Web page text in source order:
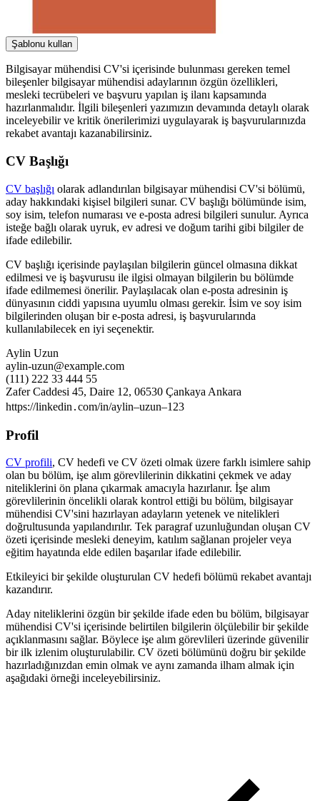
Şablonu kullan
Bilgisayar mühendisi CV'si içerisinde bulunması gereken temel
bileşenler bilgisayar mühendisi adaylarının özgün özellikleri,
mesleki tecrübeleri ve başvuru yapılan iş ilanı kapsamında
hazırlanmalıdır. İlgili bileşenleri yazımızın devamında detaylı olarak
inceleyebilir ve kritik önerilerimizi uygulayarak iş başvurularınızda
rekabet avantajı kazanabilirsiniz.
CV Başlığı
CV başlığı olarak adlandırılan bilgisayar mühendisi CV'si bölümü,
aday hakkındaki kişisel bilgileri sunar. CV başlığı bölümünde isim,
soy isim, telefon numarası ve e-posta adresi bilgileri sunulur. Ayrıca
isteğe bağlı olarak uyruk, ev adresi ve doğum tarihi gibi bilgiler de
ifade edilebilir.
CV başlığı içerisinde paylaşılan bilgilerin güncel olmasına dikkat
edilmesi ve iş başvurusu ile ilgisi olmayan bilgilerin bu bölümde
ifade edilmemesi önerilir. Paylaşılacak olan e-posta adresinin iş
dünyasının ciddi yapısına uyumlu olması gerekir. İsim ve soy isim
bilgilerinden oluşan bir e-posta adresi, iş başvurularında
kullanılabilecek en iyi seçenektir.
Aylin Uzun
aylin-uzun@example.com
(111) 222 33 444 55
Zafer Caddesi 45, Daire 12, 06530 Çankaya Ankara
https://linkedin․com/in/aylin–uzun–123
Profil
CV profili, CV hedefi ve CV özeti olmak üzere farklı isimlere sahip
olan bu bölüm, işe alım görevlilerinin dikkatini çekmek ve aday
niteliklerini ön plana çıkarmak amacıyla hazırlanır. İşe alım
görevlilerinin öncelikli olarak kontrol ettiği bu bölüm, bilgisayar
mühendisi CV'sini hazırlayan adayların yetenek ve nitelikleri
doğrultusunda yapılandırılır. Tek paragraf uzunluğundan oluşan CV
özeti içerisinde mesleki deneyim, katılım sağlanan projeler veya
eğitim hayatında elde edilen başarılar ifade edilebilir.
Etkileyici bir şekilde oluşturulan CV hedefi bölümü rekabet avantajı
kazandırır.
Aday niteliklerini özgün bir şekilde ifade eden bu bölüm, bilgisayar
mühendisi CV'si içerisinde belirtilen bilgilerin ölçülebilir bir şekilde
açıklanmasını sağlar. Böylece işe alım görevlileri üzerinde güvenilir
bir ilk izlenim oluşturulabilir. CV özeti bölümünü doğru bir şekilde
hazırladığınızdan emin olmak ve aynı zamanda ilham almak için
aşağıdaki örneği inceleyebilirsiniz.